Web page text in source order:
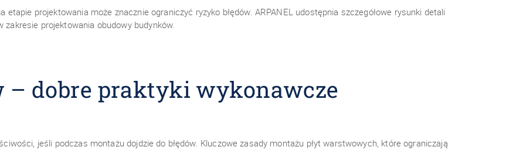
etapie projektowania może znacznie ograniczyć ryzyko błędów. ARPANEL udostępnia szczegółowe rysunki detali
projektowania obudowy budynków.
– dobre praktyki wykonawcze
jeśli podczas montażu dojdzie do błędów. Kluczowe zasady montażu płyt warstwowych, które ograniczają